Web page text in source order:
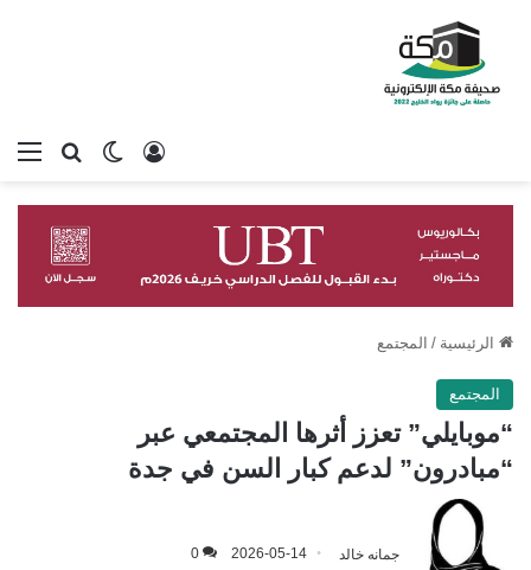
بحثالوضع
تسجيل الدخول
الرئيسية / المجتمع
المجتمع
“موبايلي” تعزز أثرها المجتمعي عبر
“مبادرون” لدعم كبار السن في جدة
جمانه خالد 2026-05-14
0